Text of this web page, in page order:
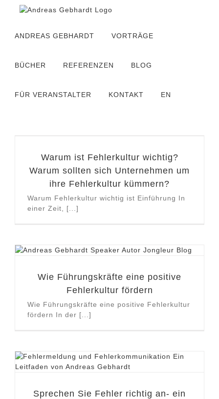
ANDREAS GEBHARDT
VORTRÄGE
BÜCHER REFERENZEN BLOG
FÜR VERANSTALTER KONTAKT EN
Warum ist Fehlerkultur wichtig?
Warum sollten sich Unternehmen um
ihre Fehlerkultur kümmern?
Warum Fehlerkultur wichtig ist Einführung In
einer Zeit, [...]
Wie Führungskräfte eine positive
Fehlerkultur fördern
Wie Führungskräfte eine positive Fehlerkultur
fördern In der [...]
Sprechen Sie Fehler richtig an- ein